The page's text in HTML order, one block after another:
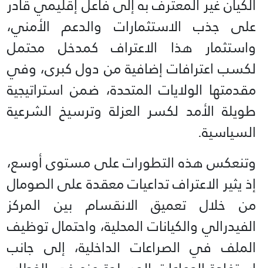
على جذب الاستثمارات والدعم الأمني،
واستثمار هذا الاعتراف كمدخل محتمل
لكسب اعترافات إضافية من دول كبرى، وفي
مقدمتها الولايات المتحدة، ضمن استراتيجية
طويلة الأمد لكسر العزلة وترسيخ الشرعية
السياسية.
وتنعكس هذه التطورات على مستوى أوسع،
إذ يثير الاعتراف تداعيات معقدة على الصومال
من خلال تعميق الانقسام بين المركز
الفيدرالي والكيانات المحلية، واحتمال توظيف
الملف في الصراعات الداخلية، إلى جانب